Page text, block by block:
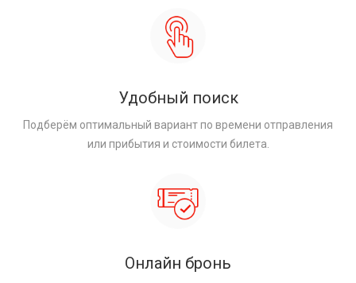
Удобный поиск
Подберём оптимальный вариант по времени отправления
или прибытия и стоимости билета.
Онлайн бронь